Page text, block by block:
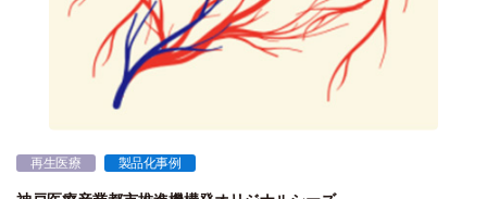
再生医療 製品化事例